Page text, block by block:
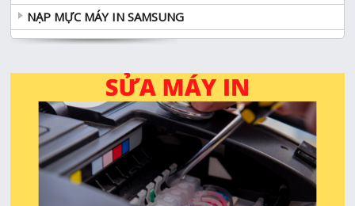
NẠP MỰC MÁY IN SAMSUNG